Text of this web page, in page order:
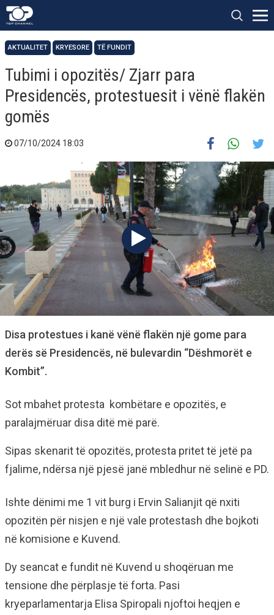
AKTUALITET KRYESORE TË FUNDIT
Tubimi i opozitës/ Zjarr para
Presidencës, protestuesit i vënë flakën
gomës
07/10/2024 18:03
Disa protestues i kanë vënë flakën një gome para
derës së Presidencës, në bulevardin “Dëshmorët e
Kombit”.
Sot mbahet protesta kombëtare e opozitës, e
paralajmëruar disa ditë më parë.
Sipas skenarit të opozitës, protesta pritet të jetë pa
fjalime, ndërsa një pjesë janë mbledhur në selinë e PD.
Ishte dënimi me 1 vit burg i Ervin Salianjit që nxiti
opozitën për nisjen e një vale protestash dhe bojkoti
në komisione e Kuvend.
Dy seancat e fundit në Kuvend u shoqëruan me
tensione dhe përplasje të forta. Pasi
kryeparlamentarja Elisa Spiropali njoftoi heqjen e